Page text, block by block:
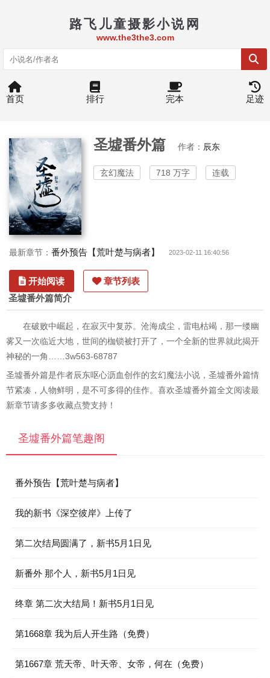
路飞儿童摄影小说网
www.the3the3.com
首页 排行 完本 足迹
圣墟番外篇 作者： 辰东
玄幻魔法 718 万字 连载
最新章节： 番外预告【荒叶楚与病者】 2023-02-11 16:40:56
开始阅读 章节列表
圣墟番外篇简介
在破败中崛起，在寂灭中复苏。沧海成尘，雷电枯竭，那一缕幽
雾又一次临近大地，世间的枷锁被打开了，一个全新的世界就此揭开
神秘的一角……3w563-68787
圣墟番外篇是作者辰东呕心沥血创作的玄幻魔法小说，圣墟番外篇情
节紧凑，人物鲜明，是不可多得的佳作。喜欢圣墟番外篇全文阅读最
新章节请多多收藏点赞支持！
圣墟番外篇笔趣阁
番外预告【荒叶楚与病者】
我的新书《深空彼岸》上传了
第二次结局圆满了，新书5月1日见
新番外 那个人，新书5月1日见
终章 第二次大结局！新书5月1日见
第1668章 我为后人开生路（免费）
第1667章 荒天帝、叶天帝、女帝，何在（免费）